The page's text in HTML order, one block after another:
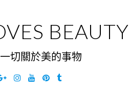
BEAUTY
切關於美的事物
GoogleInstagramYouTubePinterest
Tumblr